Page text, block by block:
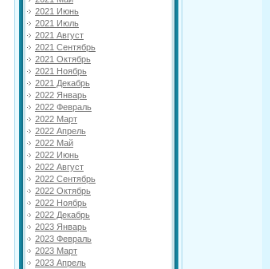
2021 Июнь
2021 Июль
2021 Август
2021 Сентябрь
2021 Октябрь
2021 Ноябрь
2021 Декабрь
2022 Январь
2022 Февраль
2022 Март
2022 Апрель
2022 Май
2022 Июнь
2022 Август
2022 Сентябрь
2022 Октябрь
2022 Ноябрь
2022 Декабрь
2023 Январь
2023 Февраль
2023 Март
2023 Апрель